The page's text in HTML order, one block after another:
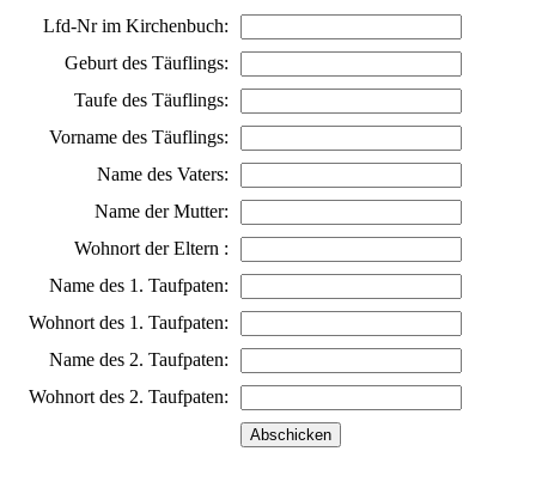
Lfd-Nr im Kirchenbuch:
Geburt des Täuflings:
Taufe des Täuflings:
Vorname des Täuflings:
Name des Vaters:
Name der Mutter:
Wohnort der Eltern :
Name des 1. Taufpaten:
Wohnort des 1. Taufpaten:
Name des 2. Taufpaten:
Wohnort des 2. Taufpaten: